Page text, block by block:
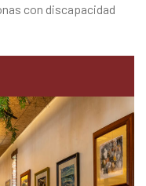
con discapacidad